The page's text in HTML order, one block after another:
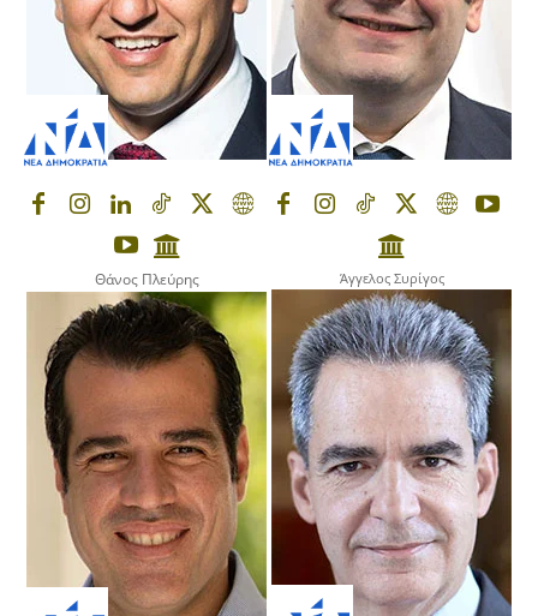
Θάνος Πλεύρης Άγγελος Συρίγος